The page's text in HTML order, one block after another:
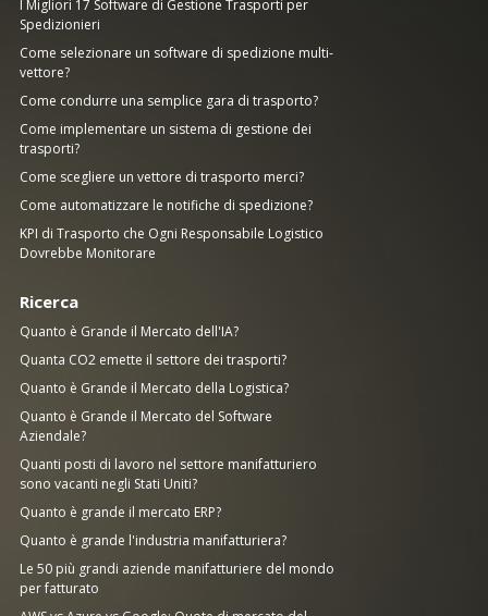
I Migliori 17 Software di Gestione Trasporti per
Spedizionieri
Come selezionare un software di spedizione multi-
vettore?
Come condurre una semplice gara di trasporto?
Come implementare un sistema di gestione dei
trasporti?
Come scegliere un vettore di trasporto merci?
Come automatizzare le notifiche di spedizione?
KPI di Trasporto che Ogni Responsabile Logistico
Dovrebbe Monitorare
Ricerca
Quanto è Grande il Mercato dell'IA?
Quanta CO2 emette il settore dei trasporti?
Quanto è Grande il Mercato della Logistica?
Quanto è Grande il Mercato del Software
Aziendale?
Quanti posti di lavoro nel settore manifatturiero
sono vacanti negli Stati Uniti?
Quanto è grande il mercato ERP?
Quanto è grande l'industria manifatturiera?
Le 50 più grandi aziende manifatturiere del mondo
per fatturato